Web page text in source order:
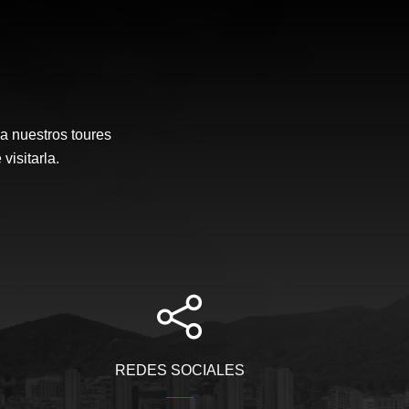
nuestros toures
visitarla.
REDES SOCIALES